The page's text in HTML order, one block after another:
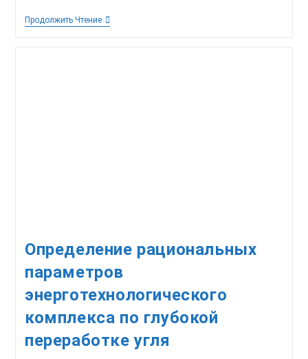
Продолжить ЧтениеПрограммное
Определение рациональных
параметров
энерготехнологического
комплекса по глубокой
переработке угля